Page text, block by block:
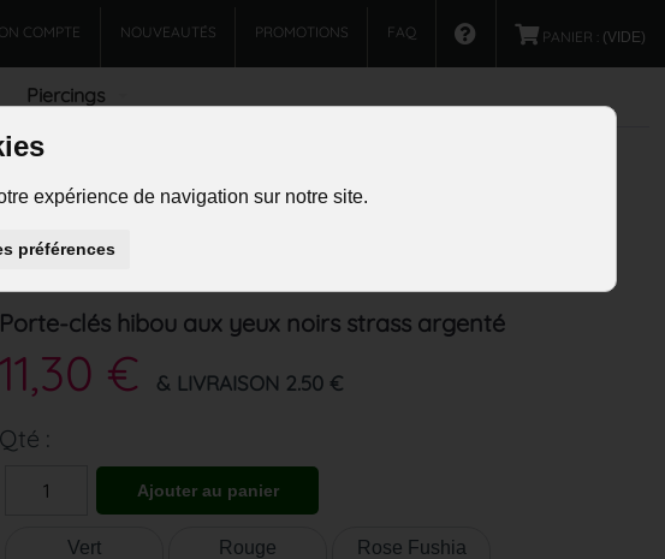
expérience de navigation sur notre site.
préférences
COMPTE NOUVEAUTÉS PROMOTIONS FAQ PANIER : (VIDE)
Piercings
Porte-clés hibou aux yeux noirs strass argenté
11,30 € & LIVRAISON 2.50 €
Qté :
Vert Rouge Rose Fushia